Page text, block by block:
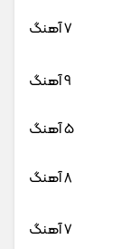
7 آهنگ
9 آهنگ
5 آهنگ
8 آهنگ
7 آهنگ